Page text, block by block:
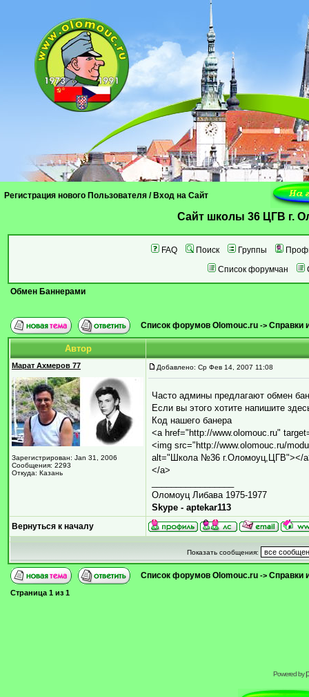
Регистрация нового Пользователя / Вход на Сайт
Cайт школы 36 ЦГВ г.
FAQ Поиск Группы
Список форумчан
Обмен Баннерами
Список форумов Olomouc.ru -> Справки
Автор
Марат Ахмеров 77
Зарегистрирован: Jan 31, 2006
Сообщения: 2293
Откуда: Казань
Добавлено: Ср Фев 14, 2007 11:08
Часто админы предлагают обмен
Если вы этого хотите напишите
Код нашего банера
<a href="http://www.olomouc.ru"
<img src="http://www.olomouc.ru/
alt="Школа №36 г.Оломоуц,ЦГВ"></
</a>
Оломоуц Либава 1975-1977
Skype - aptekar113
Вернуться к началу
Показать сообщения:
Список форумов Olomouc.ru -> Справки
Страница 1 из 1
Powered by